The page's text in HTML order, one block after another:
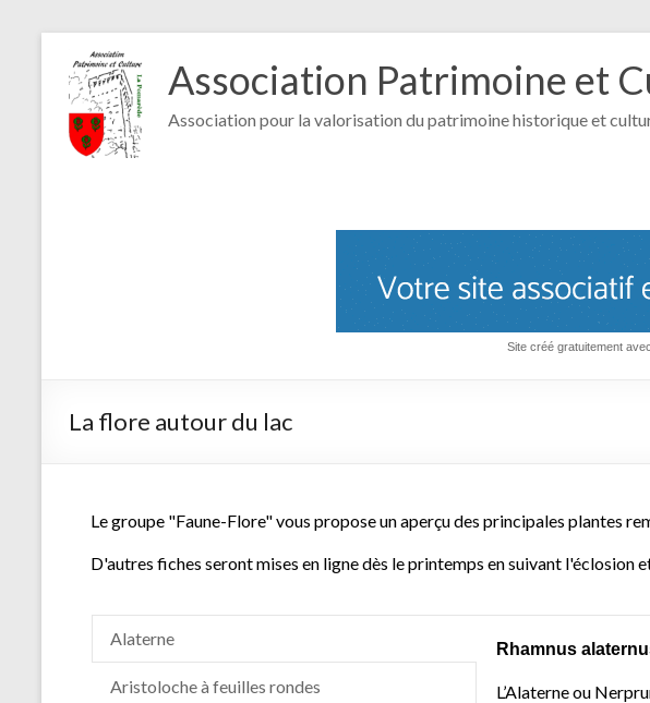
Association Patrimoine et
Association pour la valorisation du patrimoine historique et
Site créé gratuitement avec
La flore autour du lac
Le groupe "Faune-Flore" vous propose un aperçu des principales plantes
D'autres fiches seront mises en ligne dès le printemps en suivant l'éclosion
Alaterne
Aristoloche à feuilles rondes
Rhamnus
L’Alaterne ou